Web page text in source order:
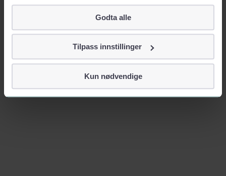
Om informasjonskapsler
Googles retningslinjer for personvern
Vi tar ditt personvern på alvor
identifiserer deg, som navn eller telefonnummer.
Godta alle
Tilpass innstillinger
Kun nødvendige